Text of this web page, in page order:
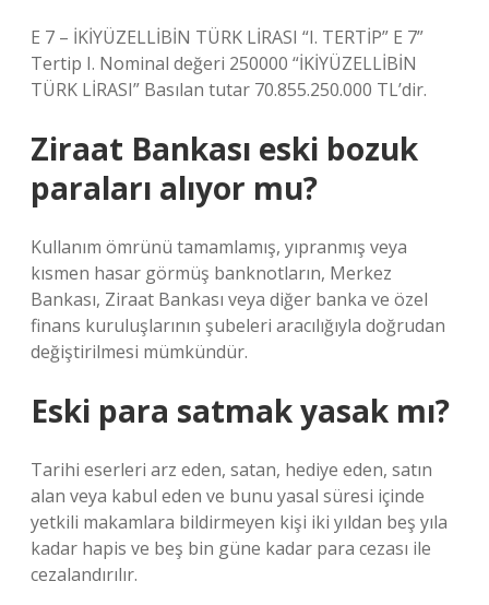
E 7 – İKİYÜZELLİBİN TÜRK LİRASI “I. TERTİP” E 7”
Tertip I. Nominal değeri 250000 “İKİYÜZELLİBİN
TÜRK LİRASI” Basılan tutar 70.855.250.000 TL’dir.
Ziraat Bankası eski bozuk
paraları alıyor mu?
Kullanım ömrünü tamamlamış, yıpranmış veya
kısmen hasar görmüş banknotların, Merkez
Bankası, Ziraat Bankası veya diğer banka ve özel
finans kuruluşlarının şubeleri aracılığıyla doğrudan
değiştirilmesi mümkündür.
Eski para satmak yasak mı?
Tarihi eserleri arz eden, satan, hediye eden, satın
alan veya kabul eden ve bunu yasal süresi içinde
yetkili makamlara bildirmeyen kişi iki yıldan beş yıla
kadar hapis ve beş bin güne kadar para cezası ile
cezalandırılır.